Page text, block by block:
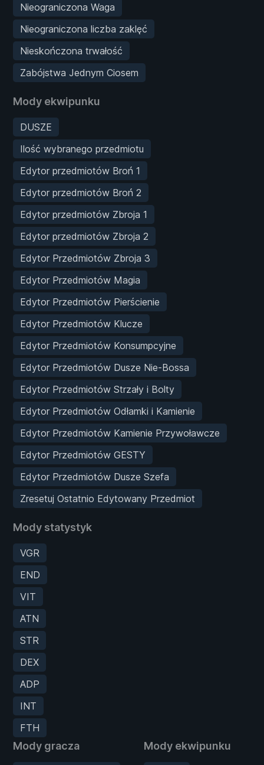
Nieograniczona Waga
Nieograniczona liczba zaklęć
Nieskończona trwałość
Zabójstwa Jednym Ciosem
Mody ekwipunku
DUSZE
Ilość wybranego przedmiotu
Edytor przedmiotów Broń 1
Edytor przedmiotów Broń 2
Edytor przedmiotów Zbroja 1
Edytor przedmiotów Zbroja 2
Edytor Przedmiotów Zbroja 3
Edytor Przedmiotów Magia
Edytor Przedmiotów Pierścienie
Edytor Przedmiotów Klucze
Edytor Przedmiotów Konsumpcyjne
Edytor Przedmiotów Dusze Nie-Bossa
Edytor Przedmiotów Strzały i Bolty
Edytor Przedmiotów Odłamki i Kamienie
Edytor Przedmiotów Kamienie Przywoławcze
Edytor Przedmiotów GESTY
Edytor Przedmiotów Dusze Szefa
Zresetuj Ostatnio Edytowany Przedmiot
Mody statystyk
VGR
END
VIT
ATN
STR
DEX
ADP
INT
FTH
Mody gracza Mody ekwipunku